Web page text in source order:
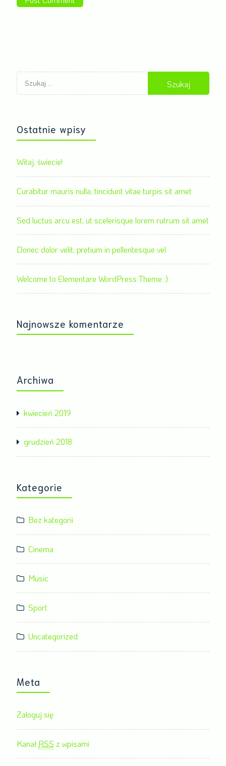
Szukaj:
Ostatnie wpisy
Witaj, świecie!
Curabitur mauris nulla, tincidunt vitae turpis sit amet
Sed luctus arcu est, ut scelerisque lorem rutrum sit amet
Donec dolor velit, pretium in pellentesque vel
Welcome to Elementare WordPress Theme :)
Najnowsze komentarze
Archiwa
kwiecień 2019
grudzień 2018
Kategorie
Bez kategorii
Cinema
Music
Sport
Uncategorized
Meta
Zaloguj się
Kanał RSS z wpisami